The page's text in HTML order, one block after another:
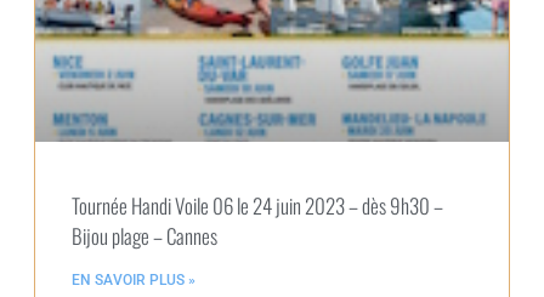
Tournée Handi Voile 06 le 24 juin 2023 – dès 9h30 –
Bijou plage – Cannes
EN SAVOIR PLUS »